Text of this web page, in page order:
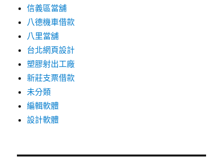
信義區當舖
八德機車借款
八里當舖
台北網頁設計
塑膠射出工廠
新莊支票借款
未分類
編輯軟體
設計軟體